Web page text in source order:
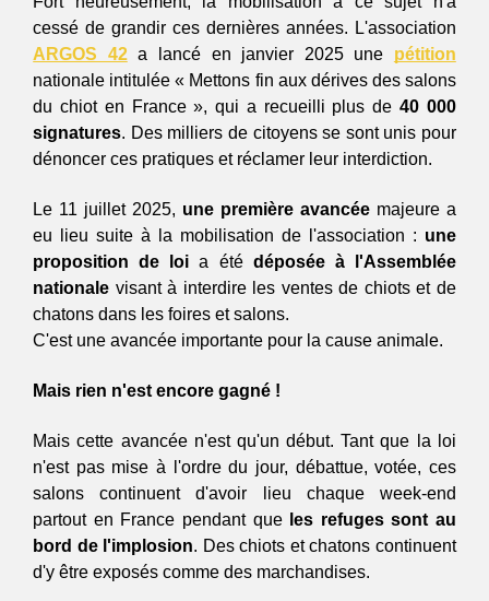
ARGOS 42 a lancé en janvier 2025 une pétition
nationale intitulée « Mettons fin aux dérives des salons
du chiot en France », qui a recueilli plus de 40 000
signatures. Des milliers de citoyens se sont unis pour
dénoncer ces pratiques et réclamer leur interdiction.
Le 11 juillet 2025, une première avancée majeure a
eu lieu suite à la mobilisation de l'association : une
proposition de loi a été déposée à l'Assemblée
nationale visant à interdire les ventes de chiots et de
chatons dans les foires et salons.
C'est une avancée importante pour la cause animale.
Mais rien n'est encore gagné !
Mais cette avancée n'est qu'un début. Tant que la loi
n'est pas mise à l'ordre du jour, débattue, votée, ces
salons continuent d'avoir lieu chaque week-end
partout en France pendant que les refuges sont au
bord de l'implosion. Des chiots et chatons continuent
d'y être exposés comme des marchandises.